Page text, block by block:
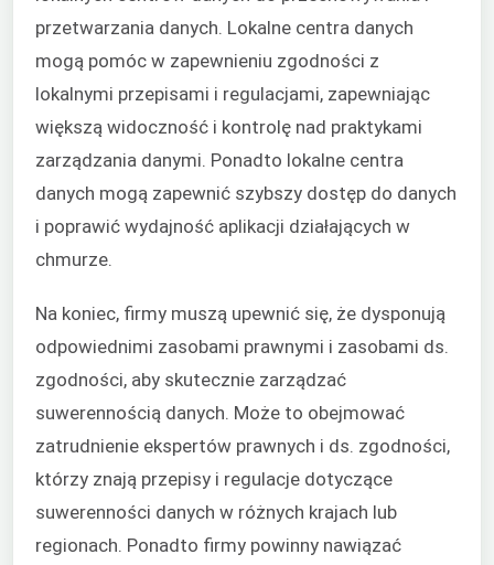
przetwarzania danych. Lokalne centra danych
mogą pomóc w zapewnieniu zgodności z
lokalnymi przepisami i regulacjami, zapewniając
większą widoczność i kontrolę nad praktykami
zarządzania danymi. Ponadto lokalne centra
danych mogą zapewnić szybszy dostęp do danych
i poprawić wydajność aplikacji działających w
chmurze.
Na koniec, firmy muszą upewnić się, że dysponują
odpowiednimi zasobami prawnymi i zasobami ds.
zgodności, aby skutecznie zarządzać
suwerennością danych. Może to obejmować
zatrudnienie ekspertów prawnych i ds. zgodności,
którzy znają przepisy i regulacje dotyczące
suwerenności danych w różnych krajach lub
regionach. Ponadto firmy powinny nawiązać